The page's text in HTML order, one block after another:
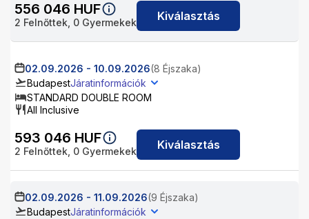
556 046 HUF
2 Felnőttek, 0 Gyermekek Kiválasztás
02.09.2026 - 10.09.2026(8 Éjszaka)
BudapestJáratinformációk
STANDARD DOUBLE ROOM
All Inclusive
593 046 HUF
2 Felnőttek, 0 Gyermekek Kiválasztás
02.09.2026 - 11.09.2026(9 Éjszaka)
BudapestJáratinformációk